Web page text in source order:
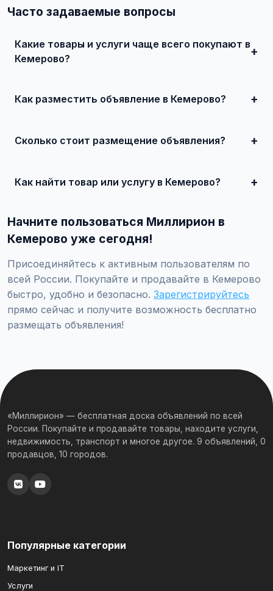
Часто задаваемые вопросы
Какие товары и услуги чаще всего покупают в
Кемерово?
также товары для дома и семьи.
Как разместить объявление в Кемерово?
и опубликуйте. Первые 10 объявлений — бесплатно!
Сколько стоит размещение объявления?
продвижение от 500 ₽ в месяц.
Как найти товар или услугу в Кемерово?
другим параметрам.
Начните пользоваться Миллирион в
Кемерово уже сегодня!
Присоединяйтесь к активным пользователям по
всей России. Покупайте и продавайте в Кемерово
быстро, удобно и безопасно. Зарегистрируйтесь
прямо сейчас и получите возможность бесплатно
размещать объявления!
«Миллирион» — бесплатная доска объявлений по всей
России. Покупайте и продавайте товары, находите услуги,
недвижимость, транспорт и многое другое. 9 объявлений, 0
продавцов, 10 городов.
Популярные категории
Маркетинг и IT
Услуги